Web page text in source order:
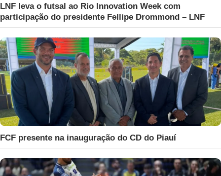
LNF leva o futsal ao Rio Innovation Week com
participação do presidente Fellipe Drommond – LNF
FCF presente na inauguração do CD do Piauí